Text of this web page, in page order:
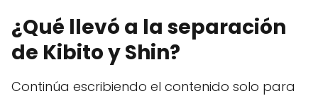
¿Qué llevó a la separación
de Kibito y Shin?
Continúa escribiendo el contenido solo para